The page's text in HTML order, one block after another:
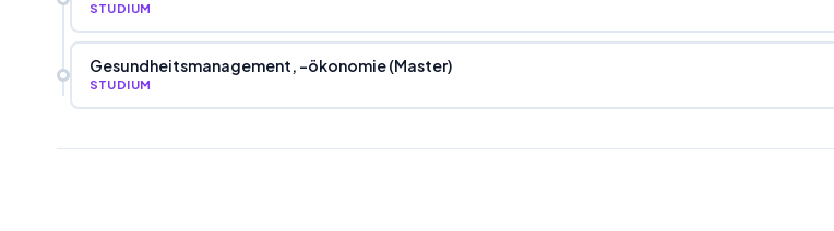
STUDIUM
Gesundheitsmanagement, -ökonomie (Master)
STUDIUM